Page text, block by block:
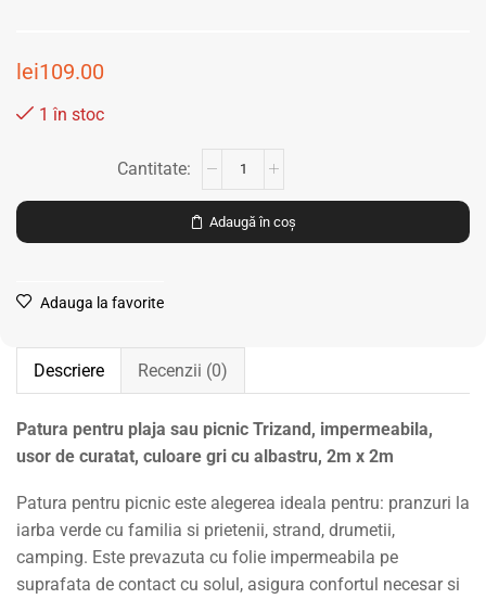
lei109.00
1 în stoc
Adaugă în coș
Adauga la favorite
Descriere Recenzii (0)
Patura pentru plaja sau picnic Trizand, impermeabila,
usor de curatat, culoare gri cu albastru, 2m x 2m
Patura pentru picnic este alegerea ideala pentru: pranzuri la
iarba verde cu familia si prietenii, strand, drumetii,
camping. Este prevazuta cu folie impermeabila pe
suprafata de contact cu solul, asigura confortul necesar si